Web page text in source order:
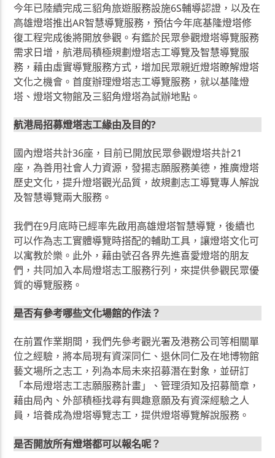
今年已陸續完成三貂角旅遊服務設施6S輔導認證，以及在
高雄燈塔推出AR智慧導覽服務，預估今年底基隆燈塔修
復工程完成後將開放參觀。有鑑於民眾參觀燈塔導覽服務
需求日增，航港局積極規劃燈塔志工導覽及智慧導覽服
務，藉由虛實導覽服務方式，增加民眾親近燈塔瞭解燈塔
文化之機會。首度辦理燈塔志工導覽服務，就以基隆燈
塔、燈塔文物館及三貂角燈塔為試辦地點。
航港局招募燈塔志工緣由及目的?
國內燈塔共計36座，目前已開放民眾參觀燈塔共計21
座，為善用社會人力資源，發揚志願服務美德，推廣燈塔
歷史文化，提升燈塔觀光品質，故規劃志工導覽專人解說
及智慧導覽兩大服務。
我們在9月底時已經率先啟用高雄燈塔智慧導覽，後續也
可以作為志工實體導覽時搭配的輔助工具，讓燈塔文化可
以寓教於樂。此外，藉由號召各界先進喜愛燈塔的朋友
們，共同加入本局燈塔志工服務行列，來提供參觀民眾優
質的導覽服務。
是否有參考哪些文化場館的作法？
在前置作業期間，我們先參考觀光署及港務公司等相關單
位之經驗，將本局現有資深同仁、退休同仁及在地博物館
藝文場所之志工，列為本局未來招募潛在對象，並研訂
「本局燈塔志工志願服務計畫」、管理須知及招募簡章，
藉由局內、外部積極找尋有興趣意願及有資深經驗之人
員，培養成為燈塔導覽志工，提供燈塔導覽解說服務。
是否開放所有燈塔都可以報名呢？